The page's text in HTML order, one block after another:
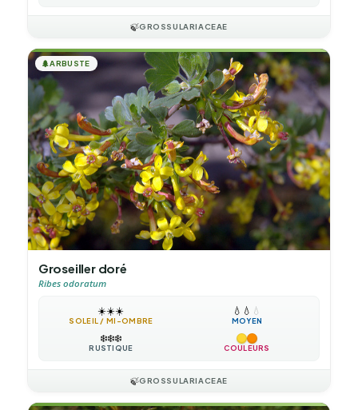
🍃GROSSULARIACEAE
🌲ARBUSTE
Groseiller doré
Ribes odoratum
☀️☀️☀️
SOLEIL / MI-OMBRE
💧 💧 💧
MOYEN
❄️❄️❄️
RUSTIQUE COULEURS
🍃GROSSULARIACEAE